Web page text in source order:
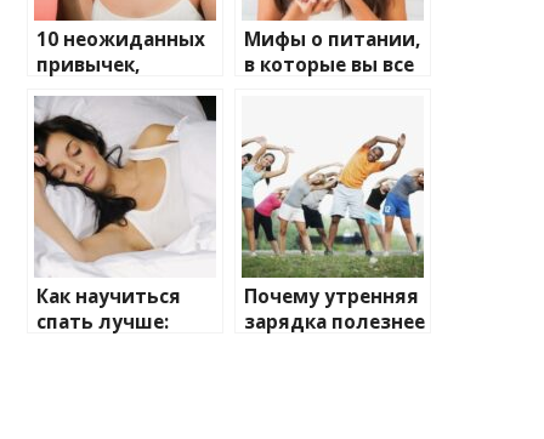
10 неожиданных
привычек,
которые
улучшают
здоровье
Мифы о питании,
в которые вы все
Как научиться
спать лучше:
Почему утренняя
зарядка полезнее